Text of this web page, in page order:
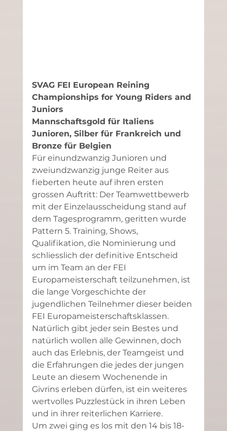
SVAG FEI European Reining
Championships for Young Riders and
Juniors
Mannschaftsgold für Italiens
Junioren, Silber für Frankreich und
Bronze für Belgien
Für einundzwanzig Junioren und
zweiundzwanzig junge Reiter aus
fieberten heute auf ihren ersten
grossen Auftritt: Der Teamwettbewerb
mit der Einzelausscheidung stand auf
dem Tagesprogramm, geritten wurde
Pattern 5. Training, Shows,
Qualifikation, die Nominierung und
schliesslich der definitive Entscheid
um im Team an der FEI
Europameisterschaft teilzunehmen, ist
die lange Vorgeschichte der
jugendlichen Teilnehmer dieser beiden
FEI Europameisterschaftsklassen.
Natürlich gibt jeder sein Bestes und
natürlich wollen alle Gewinnen, doch
auch das Erlebnis, der Teamgeist und
die Erfahrungen die jedes der jungen
Leute an diesem Wochenende in
Givrins erleben dürfen, ist ein weiteres
wertvolles Puzzlestück in ihren Leben
und in ihrer reiterlichen Karriere.
Um zwei ging es los mit den 14 bis 18-